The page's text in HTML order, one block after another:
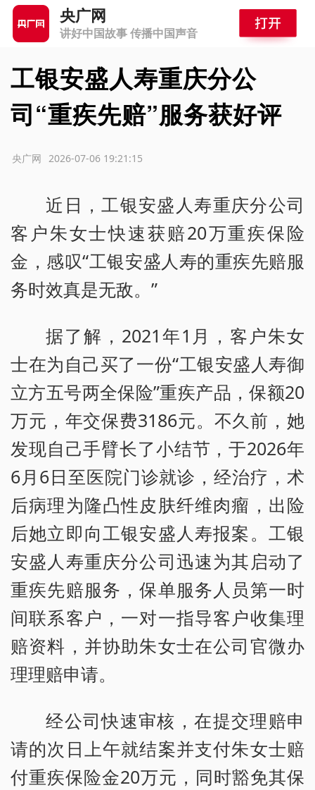
央广网
讲好中国故事 传播中国声音
工银安盛人寿重庆分公
司“重疾先赔”服务获好评
2026-07-06 19:21:15
央广网
近日，工银安盛人寿重庆分公司
客户朱女士快速获赔20万重疾保险
金，感叹“工银安盛人寿的重疾先赔服
务时效真是无敌。”
据了解，2021年1月，客户朱女
士在为自己买了一份“工银安盛人寿御
立方五号两全保险”重疾产品，保额20
万元，年交保费3186元。不久前，她
发现自己手臂长了小结节，于2026年
6月6日至医院门诊就诊，经治疗，术
后病理为隆凸性皮肤纤维肉瘤，出险
后她立即向工银安盛人寿报案。工银
安盛人寿重庆分公司迅速为其启动了
重疾先赔服务，保单服务人员第一时
间联系客户，一对一指导客户收集理
赔资料，并协助朱女士在公司官微办
理理赔申请。
经公司快速审核，在提交理赔申
请的次日上午就结案并支付朱女士赔
付重疾保险金20万元，同时豁免其保